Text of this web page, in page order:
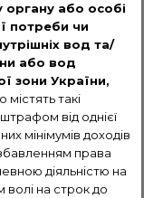
або особі
потреби чи
вод та/
або вод
зони України,
містять такі
від однієї
мінімумів доходів
права
діяльністю на
волі на строк до